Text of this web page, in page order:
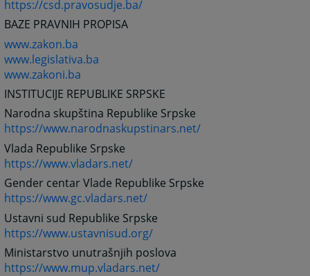
https://csd.pravosudje.ba/
BAZE PRAVNIH PROPISA
www.zakon.ba
www.legislativa.ba
www.zakoni.ba
INSTITUCIJE REPUBLIKE SRPSKE
Narodna skupština Republike Srpske
https://www.narodnaskupstinars.net/
Vlada Republike Srpske
https://www.vladars.net/
Gender centar Vlade Republike Srpske
https://www.gc.vladars.net/
Ustavni sud Republike Srpske
https://www.ustavnisud.org/
Ministarstvo unutrašnjih poslova
https://www.mup.vladars.net/